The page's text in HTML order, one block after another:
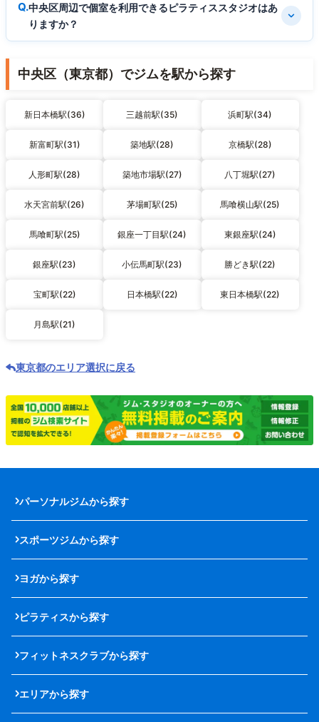
中央区周辺で個室を利用できるピラティススタジオはあ
りますか？
中央区（東京都）でジムを駅から探す
新日本橋駅(36) 三越前駅(35) 浜町駅(34)
新富町駅(31) 築地駅(28) 京橋駅(28)
人形町駅(28) 築地市場駅(27) 八丁堀駅(27)
水天宮前駅(26) 茅場町駅(25) 馬喰横山駅(25)
馬喰町駅(25) 銀座一丁目駅(24) 東銀座駅(24)
銀座駅(23) 小伝馬町駅(23) 勝どき駅(22)
宝町駅(22) 日本橋駅(22) 東日本橋駅(22)
月島駅(21)
東京都のエリア選択に戻る
パーソナルジムから探す
スポーツジムから探す
ヨガから探す
ピラティスから探す
フィットネスクラブから探す
エリアから探す